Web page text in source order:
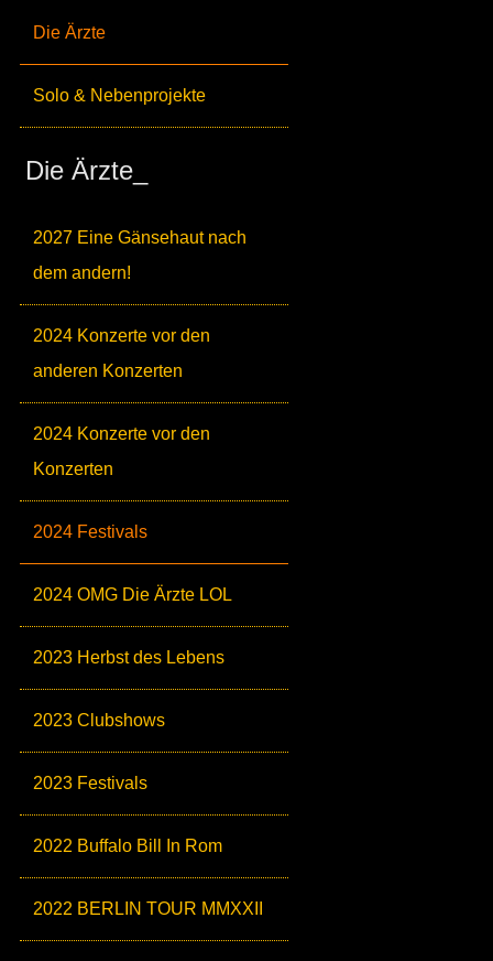
Die Ärzte
Solo & Nebenprojekte
Die Ärzte_
2027 Eine Gänsehaut nach
dem andern!
2024 Konzerte vor den
anderen Konzerten
2024 Konzerte vor den
Konzerten
2024 Festivals
2024 OMG Die Ärzte LOL
2023 Herbst des Lebens
2023 Clubshows
2023 Festivals
2022 Buffalo Bill In Rom
2022 BERLIN TOUR MMXXII